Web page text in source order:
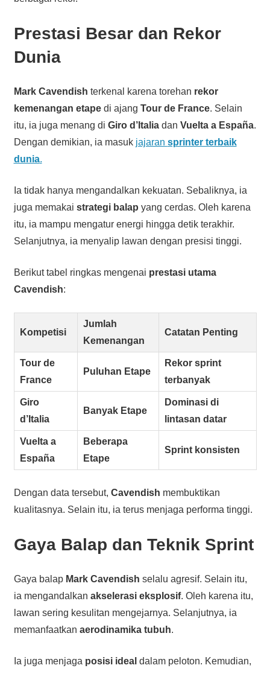
Prestasi Besar dan Rekor
Dunia
Mark Cavendish terkenal karena torehan rekor
kemenangan etapedi ajang Tour de France. Selain
itu, ia juga menang di Giro d’Italiadan Vuelta a España.
Dengan demikian, ia masuk jajaran sprinter terbaik
dunia.
Ia tidak hanya mengandalkan kekuatan. Sebaliknya, ia
juga memakai strategi balap yang cerdas. Oleh karena
itu, ia mampu mengatur energi hingga detik terakhir.
Selanjutnya, ia menyalip lawan dengan presisi tinggi.
Berikut tabel ringkas mengenai prestasi utama
Cavendish:
Kompetisi
Jumlah
Kemenangan
Catatan Penting
Tour de
France
Puluhan Etape
Rekor sprint
terbanyak
Giro
d’Italia
Banyak Etape
Dominasi di
lintasan datar
Vuelta a
España
Beberapa
Etape
Sprint konsisten
Dengan data tersebut, Cavendish membuktikan
kualitasnya. Selain itu, ia terus menjaga performa tinggi.
Gaya Balap dan Teknik Sprint
Gaya balap Mark Cavendish selalu agresif. Selain itu,
ia mengandalkan akselerasi eksplosif. Oleh karena itu,
lawan sering kesulitan mengejarnya. Selanjutnya, ia
memanfaatkan aerodinamika tubuh.
Ia juga menjaga posisi ideal dalam peloton. Kemudian,